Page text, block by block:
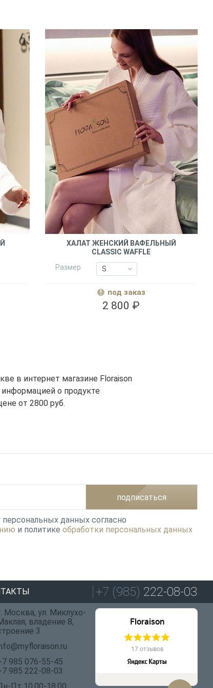
ХАЛАТ ЖЕНСКИЙ ВАФЕЛЬНЫЙ
CLASSIC WAFFLE
Размер
S
L-XL
XXL
S
L-XL
XXL
под заказ
2 800 ₽
в интернет магазине Floraison
о продукте
от 2800 руб.
подписаться
данных согласно
и политике обработки персональных данных
+7 (985) 222-08-03
Москва, ул. Миклухо-
владение 8,
3
985 076-55-45
985 222-08-03